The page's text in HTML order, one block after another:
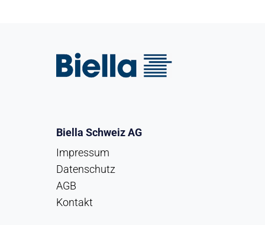
Biella Schweiz AG
Impressum
Datenschutz
AGB
Kontakt